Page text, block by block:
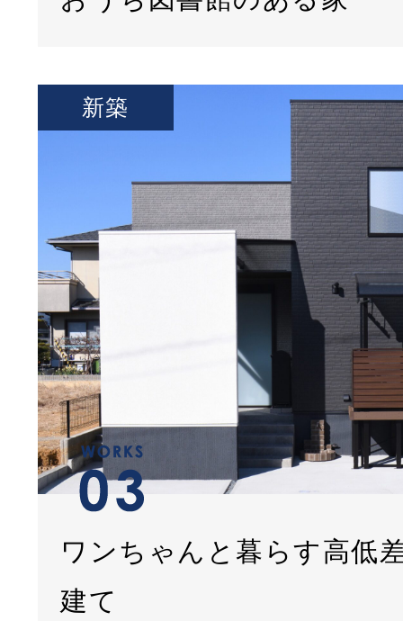
ワンちゃんと暮らす高低
建て
新築